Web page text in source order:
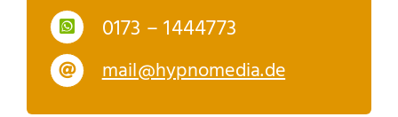
0173 – 1444773
mail@hypnomedia.de